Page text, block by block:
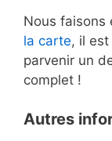
Nous faisons
la carte, il
parvenir un
complet !
Autres